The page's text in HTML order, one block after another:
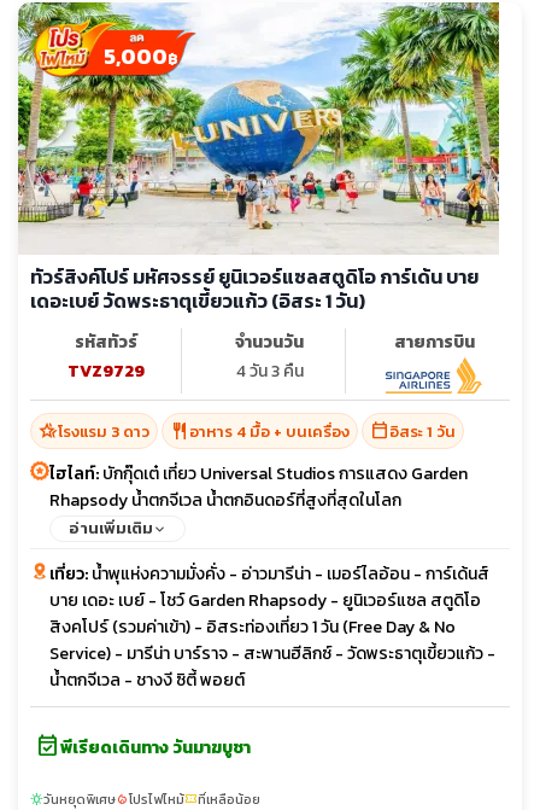
5,000฿
ทัวร์สิงค์โปร์ มหัศจรรย์ ยูนิเวอร์แซลสตูดิโอ การ์เด้น บาย
เดอะเบย์ วัดพระธาตุเขี้ยวแก้ว (อิสระ 1 วัน)
รหัสทัวร์
TVZ9729
จำนวนวัน
4 วัน 3 คืน
สายการบิน
hotel_classโรงแรม 3 ดาว restaurant อาหาร 4 มื้อ + บนเครื่อง calendar_todayอิสระ 1 วัน
ไฮไลท์:บักกุ๊ดเต๋ เที่ยว Universal Studios การแสดง Garden
Rhapsody น้ำตกจีเวล น้ำตกอินดอร์ที่สูงที่สุดในโลก
อ่านเพิ่มเติม
เที่ยว:น้ำพุแห่งความมั่งคั่ง - อ่าวมารีน่า - เมอร์ไลอ้อน - การ์เด้นส์
บาย เดอะ เบย์ - โชว์ Garden Rhapsody - ยูนิเวอร์แซล สตูดิโอ
สิงคโปร์ (รวมค่าเข้า) - อิสระท่องเที่ยว 1 วัน (Free Day & No
Service) - มารีน่า บาร์ราจ - สะพานฮีลิกซ์ - วัดพระธาตุเขี้ยวแก้ว -
น้ำตกจีเวล - ชางงี ซิตี้ พอยต์
event_availableพีเรียดเดินทาง วันมาฆบูชา
sunnyวันหยุดพิเศษlocal_fire_departmentโปรไฟไหม้confirmation_numberที่เหลือน้อย